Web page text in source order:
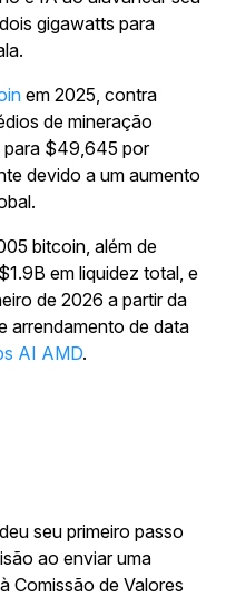
gigawatts para
em 2025, contra
de mineração
para $49,645 por
devido a um aumento
bitcoin, além de
em liquidez total, e
de 2026 a partir da
arrendamento de data
AI AMD.
deu seu primeiro passo
ao enviar uma
Comissão de Valores